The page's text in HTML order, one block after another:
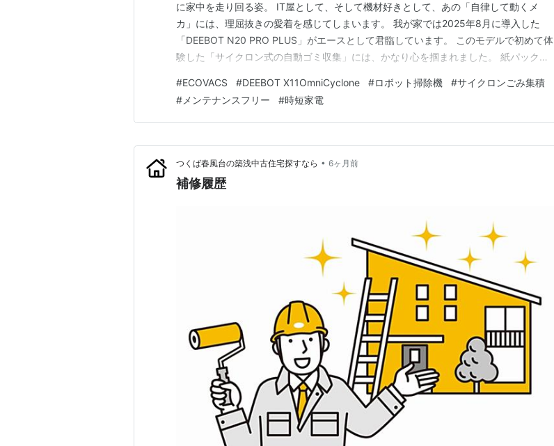
に家中を走り回る姿。 IT屋として、そして機材好きとして、あの「自律して動くメ
カ」には、理屈抜きの愛着を感じてしまいます。 我が家では2025年8月に導入した
「DEEBOT N20 PRO PLUS」がエースとして君臨しています。 このモデルで初めて体
験した「サイクロン式の自動ゴミ収集」には、かなり心を掴まれました。 紙パックの
そ、道具を長く愛用したい人間にとっての正解だと思いませんか？ しかし、人間とは
欲深いものです。 「今のサイク…
#ECOVACS #DEEBOT X11OmniCyclone #ロボット掃除機 #サイクロンごみ集積
#メンテナンスフリー #時短家電
つくば春風台の築浅中古住宅探すなら • 6ヶ月前
補修履歴